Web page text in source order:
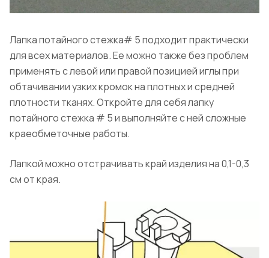
Лапка потайного стежка# 5 подходит практически
для всех материалов. Ее можно также без проблем
применять с левой или правой позицией иглы при
обтачивании узких кромок на плотных и средней
плотности тканях. Откройте для себя лапку
потайного стежка # 5 и выполняйте с ней сложные
краеобметочные работы.
Лапкой можно отстрачивать край изделия на 0,1-0,3
см от края.